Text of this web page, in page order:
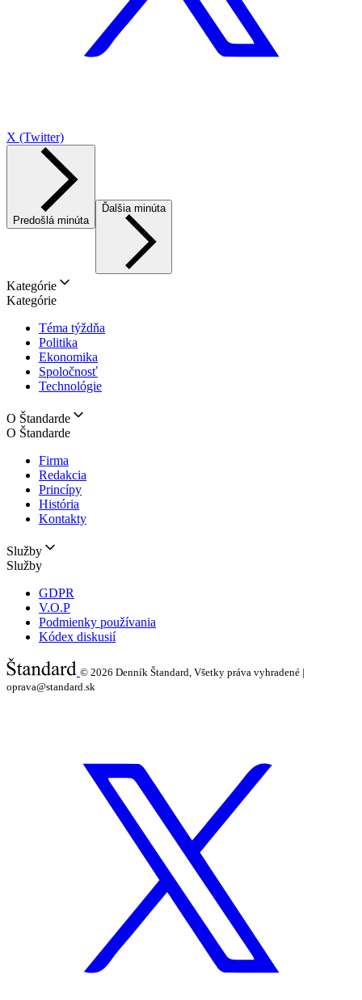
X (Twitter)
Predošlá minúta
Ďalšia minúta
Kategórie
Kategórie
Téma týždňa
Politika
Ekonomika
Spoločnosť
Technológie
O Štandarde
O Štandarde
Firma
Redakcia
Princípy
História
Kontakty
Služby
Služby
GDPR
V.O.P
Podmienky používania
Kódex diskusií
© 2026 Denník Štandard, Všetky práva vyhradené |
oprava@standard.sk